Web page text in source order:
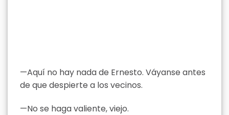
—Aquí no hay nada de Ernesto. Váyanse antes
de que despierte a los vecinos.
—No se haga valiente, viejo.